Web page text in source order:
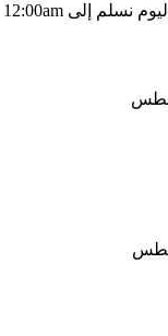
اليوم نسلم إلى 12:00am